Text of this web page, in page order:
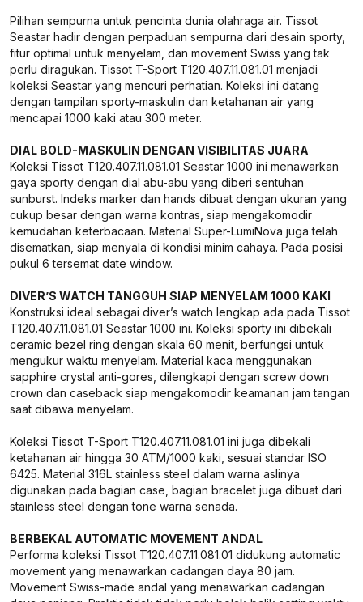
Pilihan sempurna untuk pencinta dunia olahraga air. Tissot
Seastar hadir dengan perpaduan sempurna dari desain sporty,
fitur optimal untuk menyelam, dan movement Swiss yang tak
perlu diragukan. Tissot T-Sport T120.407.11.081.01 menjadi
koleksi Seastar yang mencuri perhatian. Koleksi ini datang
dengan tampilan sporty-maskulin dan ketahanan air yang
mencapai 1000 kaki atau 300 meter.
DIAL BOLD-MASKULIN DENGAN VISIBILITAS JUARA
Koleksi Tissot T120.407.11.081.01 Seastar 1000 ini menawarkan
gaya sporty dengan dial abu-abu yang diberi sentuhan
sunburst. Indeks marker dan hands dibuat dengan ukuran yang
cukup besar dengan warna kontras, siap mengakomodir
kemudahan keterbacaan. Material Super-LumiNova juga telah
disematkan, siap menyala di kondisi minim cahaya. Pada posisi
pukul 6 tersemat date window.
DIVER’S WATCH TANGGUH SIAP MENYELAM 1000 KAKI
Konstruksi ideal sebagai diver’s watch lengkap ada pada Tissot
T120.407.11.081.01 Seastar 1000 ini. Koleksi sporty ini dibekali
ceramic bezel ring dengan skala 60 menit, berfungsi untuk
mengukur waktu menyelam. Material kaca menggunakan
sapphire crystal anti-gores, dilengkapi dengan screw down
crown dan caseback siap mengakomodir keamanan jam tangan
saat dibawa menyelam.
Koleksi Tissot T-Sport T120.407.11.081.01 ini juga dibekali
ketahanan air hingga 30 ATM/1000 kaki, sesuai standar ISO
6425. Material 316L stainless steel dalam warna aslinya
digunakan pada bagian case, bagian bracelet juga dibuat dari
stainless steel dengan tone warna senada.
BERBEKAL AUTOMATIC MOVEMENT ANDAL
Performa koleksi Tissot T120.407.11.081.01 didukung automatic
movement yang menawarkan cadangan daya 80 jam.
Movement Swiss-made andal yang menawarkan cadangan